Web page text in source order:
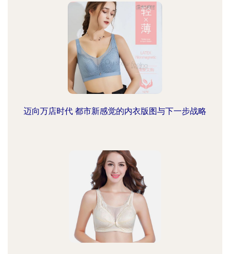
迈向万店时代 都市新感觉的内衣版图与下一步战略